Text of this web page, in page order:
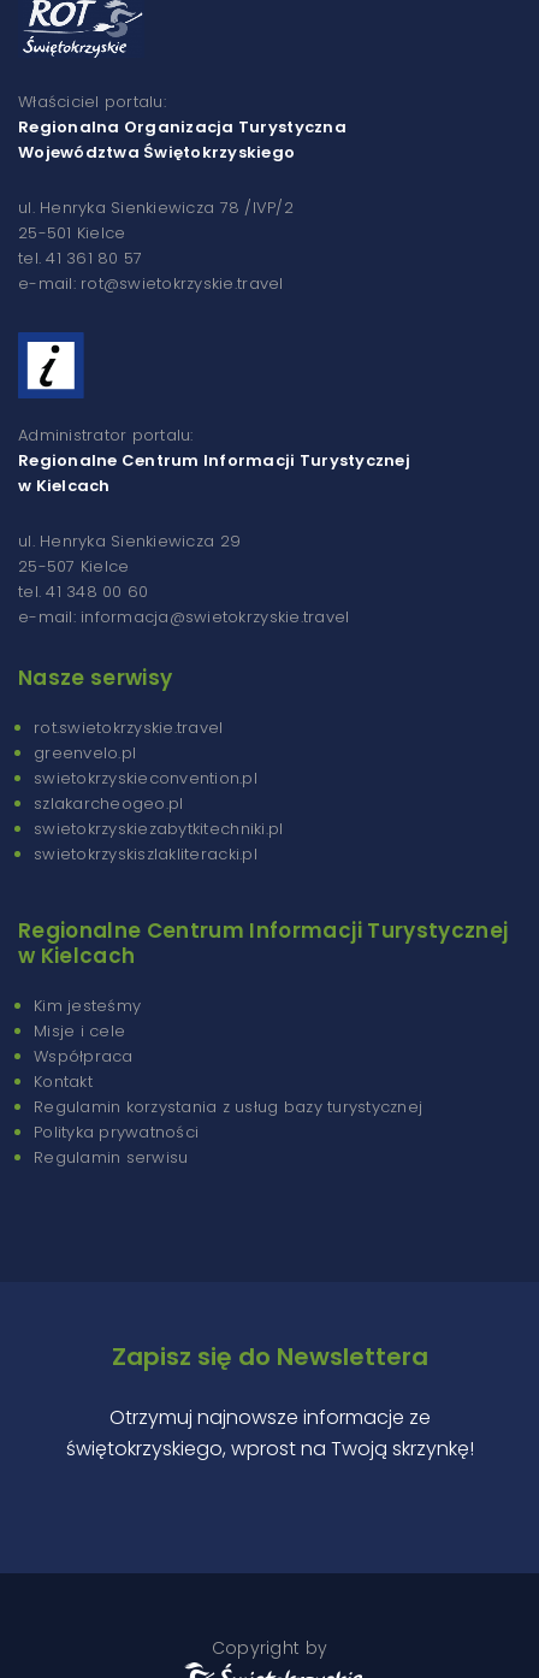
Właściciel portalu:
Regionalna Organizacja Turystyczna
Województwa Świętokrzyskiego
ul. Henryka Sienkiewicza 78 /IVP/2
25-501 Kielce
tel. 41 361 80 57
e-mail: rot@swietokrzyskie.travel
Administrator portalu:
Regionalne Centrum Informacji Turystycznej
w Kielcach
ul. Henryka Sienkiewicza 29
25-507 Kielce
tel. 41 348 00 60
e-mail: informacja@swietokrzyskie.travel
Nasze serwisy
rot.swietokrzyskie.travel
greenvelo.pl
swietokrzyskieconvention.pl
szlakarcheogeo.pl
swietokrzyskiezabytkitechniki.pl
swietokrzyskiszlakliteracki.pl
Regionalne Centrum Informacji Turystycznej
w Kielcach
Kim jesteśmy
Misje i cele
Współpraca
Kontakt
Regulamin korzystania z usług bazy turystycznej
Polityka prywatności
Regulamin serwisu
Zapisz się do Newslettera
Otrzymuj najnowsze informacje ze
świętokrzyskiego, wprost na Twoją skrzynkę!
Copyright by